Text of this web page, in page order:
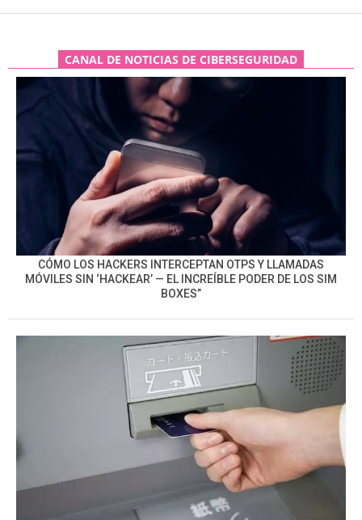
CANAL DE NOTICIAS DE CIBERSEGURIDAD
CÓMO LOS HACKERS INTERCEPTAN OTPS Y LLAMADAS
MÓVILES SIN ‘HACKEAR’ — EL INCREÍBLE PODER DE LOS SIM
BOXES”